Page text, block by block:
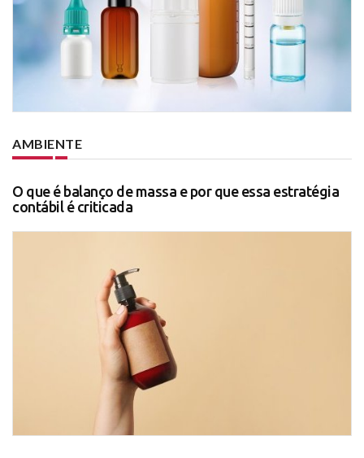
AMBIENTE
O que é balanço de massa e por que essa estratégia
contábil é criticada